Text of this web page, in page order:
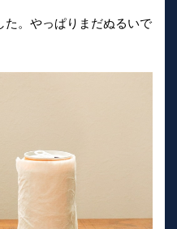
。やっぱりまだぬるいで